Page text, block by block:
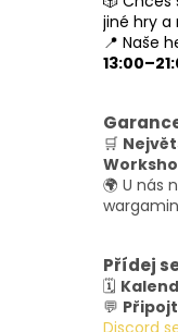
jiné hry a
📍 Naše
🛒
🌍 U nás
Přídej
🗓️
💬